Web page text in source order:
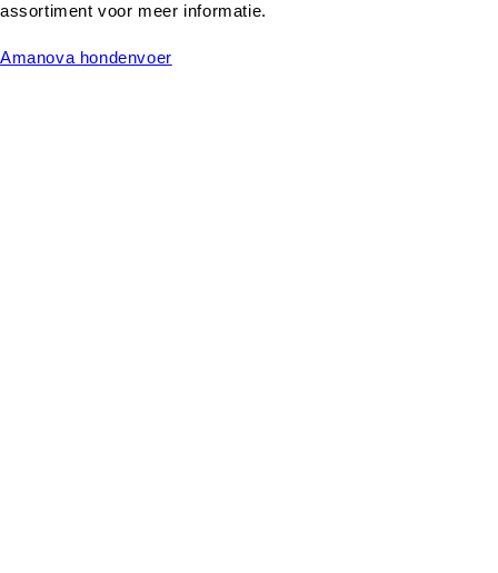
assortiment voor meer informatie.
Amanova hondenvoer